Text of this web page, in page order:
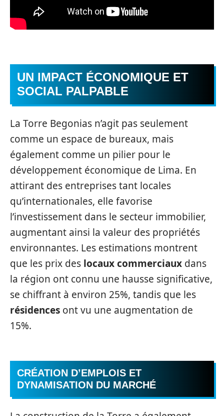
UN IMPACT ÉCONOMIQUE ET
SOCIAL PALPABLE
La Torre Begonias n’agit pas seulement
comme un espace de bureaux, mais
également comme un pilier pour le
développement économique de Lima. En
attirant des entreprises tant locales
qu’internationales, elle favorise
l’investissement dans le secteur immobilier,
augmentant ainsi la valeur des propriétés
environnantes. Les estimations montrent
que les prix des locaux commerciaux dans
la région ont connu une hausse significative,
se chiffrant à environ 25%, tandis que les
résidences ont vu une augmentation de
15%.
CRÉATION D’EMPLOIS ET
DYNAMISATION DU MARCHÉ